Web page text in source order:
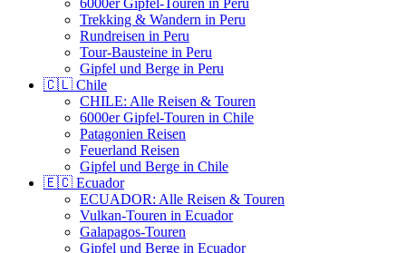
6000er Gipfel-Touren in Peru
Trekking & Wandern in Peru
Rundreisen in Peru
Tour-Bausteine in Peru
Gipfel und Berge in Peru
🇨🇱 Chile
CHILE: Alle Reisen & Touren
6000er Gipfel-Touren in Chile
Patagonien Reisen
Feuerland Reisen
Gipfel und Berge in Chile
🇪🇨 Ecuador
ECUADOR: Alle Reisen & Touren
Vulkan-Touren in Ecuador
Galapagos-Touren
Gipfel und Berge in Ecuador